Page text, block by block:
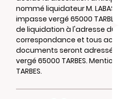
nommé liquidateur M. LABASTE
impasse vergé 65000 TARBES ,
de liquidation à l'adresse du
correspondance et tous actes
documents seront adressés
vergé 65000 TARBES. Mention
TARBES.